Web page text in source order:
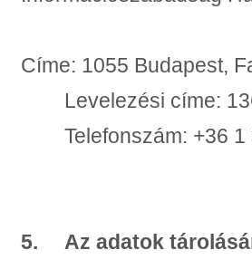
Címe: 1055 Budapest,
Levelezési címe:
Telefonszám: +36 1
5. Az adatok